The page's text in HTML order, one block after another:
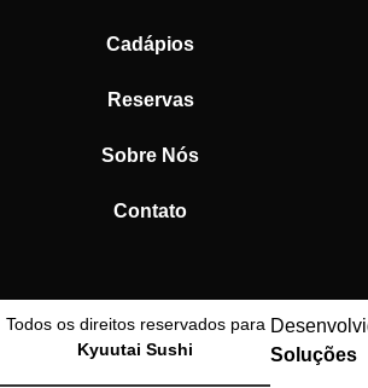
Cadápios
Reservas
Sobre Nós
Contato
Todos os direitos reservados para
Kyuutai Sushi
Soluções